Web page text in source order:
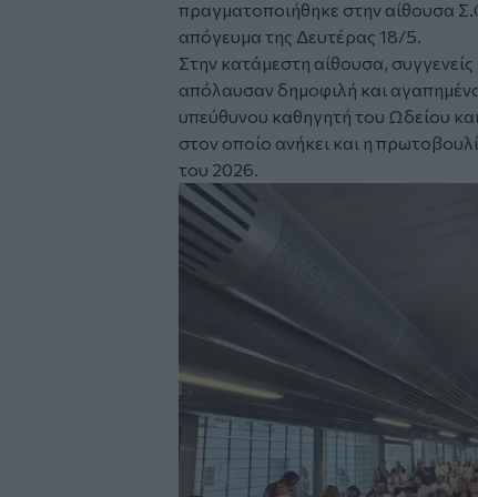
πραγματοποιήθηκε στην αίθουσα
απόγευμα της Δευτέρας 18/5.
Στην κατάμεστη αίθουσα,
απόλαυσαν δημοφιλή και
υπεύθυνου καθηγητή του Ωδείου
στον οποίο ανήκει και η
του 2026.
Image